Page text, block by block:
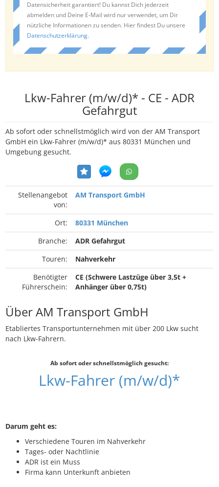
Datensicherheit garantiert! Du kannst Dich jederzeit
abmelden und Deine E-Mail wird nur verwendet, um Dir
nützliche Informationen zu senden. Hier findest Du unsere
Datenschutzerklärung.
Lkw-Fahrer (m/w/d)* - CE - ADR
Gefahrgut
Ab sofort oder schnellstmöglich wird von der AM Transport
GmbH ein Lkw-Fahrer (m/w/d)* aus 80331 München und
Umgebung gesucht.
Stellenangebot
von:
AM Transport GmbH
Ort:
80331 München
Branche:
ADR Gefahrgut
Touren:
Nahverkehr
Benötigter
Führerschein:
CE (Schwere Lastzüge über 3,5t +
Anhänger über 0,75t)
Über AM Transport GmbH
Etabliertes Transportunternehmen mit über 200 Lkw sucht
nach Lkw-Fahrern.
Ab sofort oder schnellstmöglich gesucht:
Lkw-Fahrer (m/w/d)*
Darum geht es:
Verschiedene Touren im Nahverkehr
Tages- oder Nachtlinie
ADR ist ein Muss
Firma kann Unterkunft anbieten